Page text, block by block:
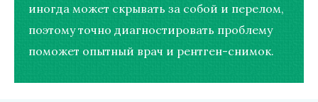
иногда может скрывать за собой и перелом,
поэтому точно диагностировать проблему
поможет опытный врач и рентген-снимок.